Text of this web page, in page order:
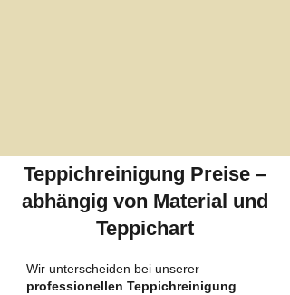
Teppichreinigung Preise –
abhängig von Material und
Teppichart
Wir unterscheiden bei unserer
professionellen Teppichreinigung